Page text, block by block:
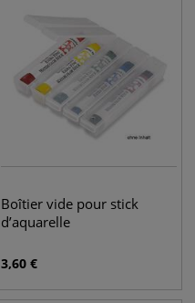
Boîtier vide pour stick
d’aquarelle
3,60 €